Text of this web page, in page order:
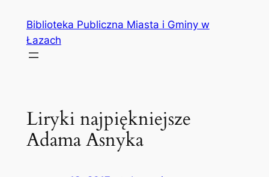
treści
Biblioteka Publiczna Miasta i Gminy w
Łazach
Liryki najpiękniejsze
Adama Asnyka